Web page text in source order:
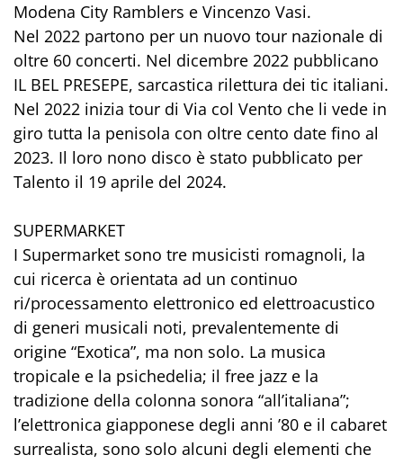
Modena City Ramblers e Vincenzo Vasi.
Nel 2022 partono per un nuovo tour nazionale di
oltre 60 concerti. Nel dicembre 2022 pubblicano
IL BEL PRESEPE, sarcastica rilettura dei tic italiani.
Nel 2022 inizia tour di Via col Vento che li vede in
giro tutta la penisola con oltre cento date fino al
2023. Il loro nono disco è stato pubblicato per
Talento il 19 aprile del 2024.
SUPERMARKET
I Supermarket sono tre musicisti romagnoli, la
cui ricerca è orientata ad un continuo
ri/processamento elettronico ed elettroacustico
di generi musicali noti, prevalentemente di
origine “Exotica”, ma non solo. La musica
tropicale e la psichedelia; il free jazz e la
tradizione della colonna sonora “all’italiana”;
l’elettronica giapponese degli anni ’80 e il cabaret
surrealista, sono solo alcuni degli elementi che